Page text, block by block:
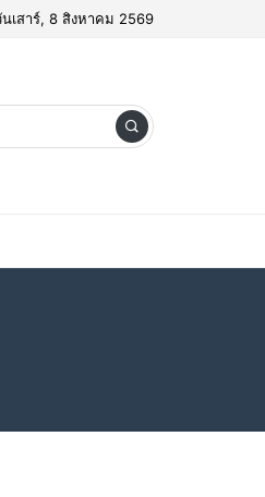
นเสาร์, 8 สิงหาคม 2569